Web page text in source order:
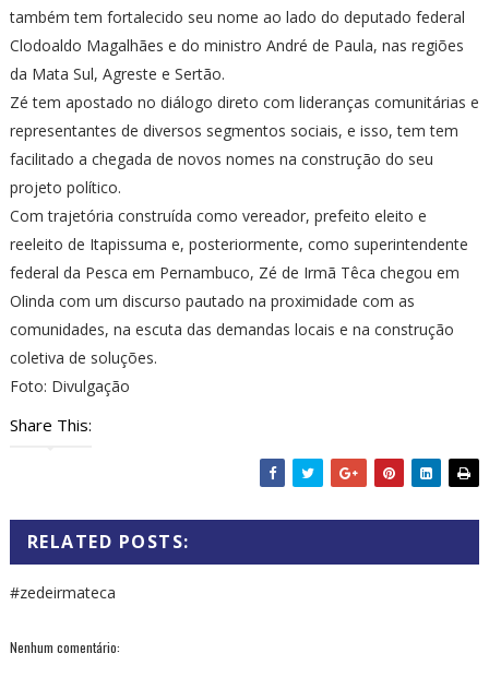
também tem fortalecido seu nome ao lado do deputado federal
Clodoaldo Magalhães e do ministro André de Paula, nas regiões
da Mata Sul, Agreste e Sertão.
Zé tem apostado no diálogo direto com lideranças comunitárias e
representantes de diversos segmentos sociais, e isso, tem tem
facilitado a chegada de novos nomes na construção do seu
projeto político.
Com trajetória construída como vereador, prefeito eleito e
reeleito de Itapissuma e, posteriormente, como superintendente
federal da Pesca em Pernambuco, Zé de Irmã Têca chegou em
Olinda com um discurso pautado na proximidade com as
comunidades, na escuta das demandas locais e na construção
coletiva de soluções.
Foto: Divulgação
Share This:
RELATED POSTS:
#zedeirmateca
Nenhum comentário: